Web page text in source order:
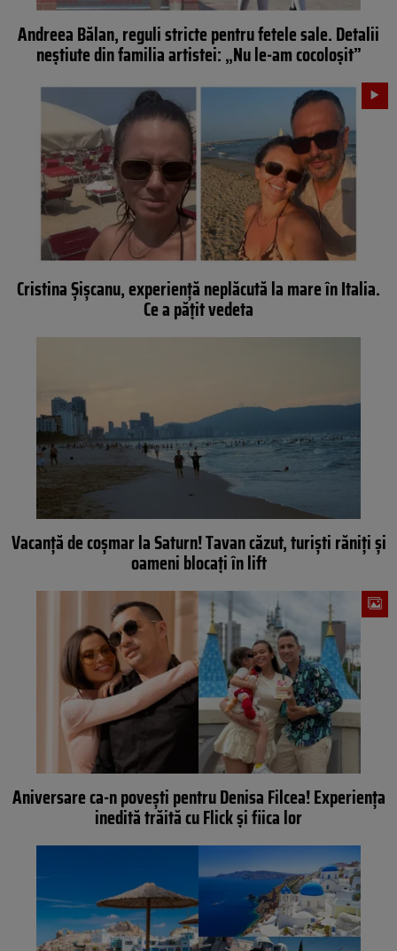
Andreea Bălan, reguli stricte pentru fetele sale. Detalii
neștiute din familia artistei: „Nu le-am cocoloșit”
Cristina Șișcanu, experiență neplăcută la mare în Italia.
Ce a pățit vedeta
Vacanță de coșmar la Saturn! Tavan căzut, turiști răniți și
oameni blocați în lift
Aniversare ca-n povești pentru Denisa Filcea! Experiența
inedită trăită cu Flick și fiica lor